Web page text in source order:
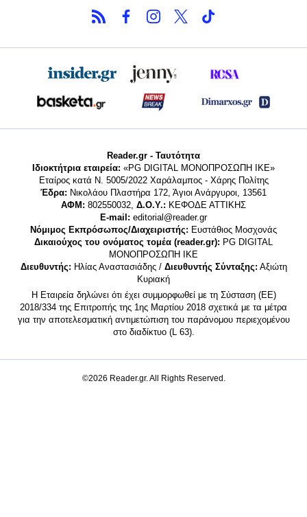
Reader.gr - Ταυτότητα
Ιδιοκτήτρια εταιρεία: «PG DIGITAL MONΟΠΡΟΣΩΠΗ ΙΚΕ»
Εταίρος κατά Ν. 5005/2022 Χαράλαμπος - Χάρης Πολίτης
Έδρα: Νικολάου Πλαστήρα 172, Άγιοι Ανάργυροι, 13561
ΑΦΜ: 802550032, Δ.Ο.Υ.: ΚΕΦΟΔΕ ΑΤΤΙΚΗΣ
E-mail: editorial@reader.gr
Νόμιμος Εκπρόσωπος/Διαχειριστής: Ευστάθιος Μοσχονάς
Δικαιούχος του ονόματος τομέα (reader.gr): PG DIGITAL
MONΟΠΡΟΣΩΠΗ ΙΚΕ
Διευθυντής: Ηλίας Αναστασιάδης / Διευθυντής Σύνταξης: Αξιώτη
Κυριακή
Η Εταιρεία δηλώνει ότι έχει συμμορφωθεί με τη Σύσταση (ΕΕ)
2018/334 της Επιτροπής της 1ης Μαρτίου 2018 σχετικά με τα μέτρα
για την αποτελεσματική αντιμετώπιση του παράνομου περιεχομένου
στο διαδίκτυο (L 63).
©2026 Reader.gr. All Rights Reserved.